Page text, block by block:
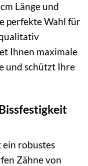
Länge und
perfekte Wahl für
Ihnen maximale
und schützt Ihre
ein robustes
Zähne von